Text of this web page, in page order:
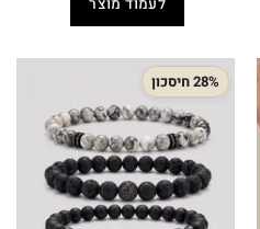
350.00 ₪.
לעמוד מוצר
28% חיסכון